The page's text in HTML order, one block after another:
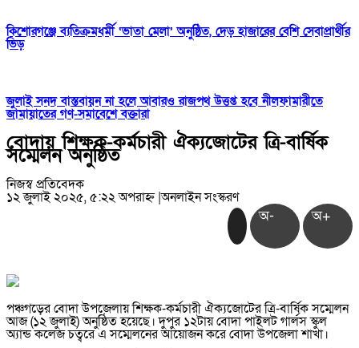
কিশোরগঞ্জে ব্যতিক্রমধর্মী ‘ভাতা মেলা’ অনুষ্ঠিত, দেড় হাজারের বেশি সেবাপ্রার্থীর
ভিড়
জুলাই সনদ বাস্তবায়ন না হলে আবারও রাজপথ উত্তপ্ত হবে নীলফামারীতে
জামায়াতের গণ-সমাবেশে বক্তারা
বোদায় শিক্ষক-কর্মচারী ঐক্যজোটের ত্রি-বার্ষিক
সম্মেলন অনুষ্ঠিত
নিজস্ব প্রতিবেদক
১২ জুলাই ২০২৫, ৫:২২ অপরাহ্ন|অনলাইন সংস্করণ
অ- অ+
পঞ্চগড়ের বোদা উপজেলায় শিক্ষক-কর্মচারী ঐক্যজোটের ত্রি-বার্ষিক সম্মেলন
আজ (১২ জুলাই) অনুষ্ঠিত হয়েছে। দুপুর ১২টায় বোদা পাইলট গার্লস স্কুল
অ্যান্ড কলেজ চত্বরে এ সম্মেলনের আয়োজন করে বোদা উপজেলা শাখা।